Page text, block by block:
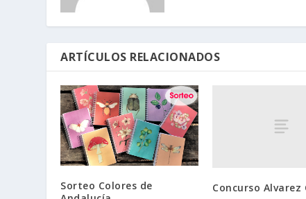
ARTÍCULOS RELACIONADOS
Sorteo Colores de
Concurso Alvarez